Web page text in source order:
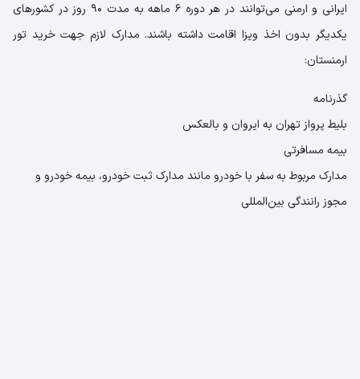
ایرانی و ارمنی می‌توانند در هر دوره 6 ماهه به مدت 90 روز در کشورهای
یکدیگر بدون اخذ ویزا اقامت داشته باشند. مدارک لازم جهت خرید تور
ارمنستان:
گذرنامه
بلیط پرواز تهران به ایروان و بالعکس
بیمه مسافرتی
مدارک مربوط به سفر با خودرو مانند مدارک ثبت خودرو، بیمه خودرو و
مجوز رانندگی بین‌المللی